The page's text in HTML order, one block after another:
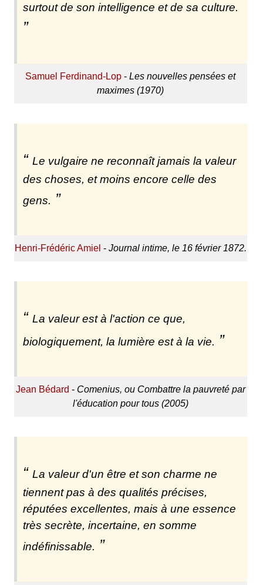
surtout de son intelligence et de sa culture.
Samuel Ferdinand-Lop -Les nouvelles pensées et
maximes (1970)
Le vulgaire ne reconnaît jamais la valeur
des choses, et moins encore celle des
gens.
Henri-Frédéric Amiel - Journal intime, le 16 février 1872.
La valeur est à l'action ce que,
biologiquement, la lumière est à la vie.
Jean Bédard - Comenius, ou Combattre la pauvreté par
l'éducation pour tous (2005)
La valeur d'un être et son charme ne
tiennent pas à des qualités précises,
réputées excellentes, mais à une essence
très secrète, incertaine, en somme
indéfinissable.